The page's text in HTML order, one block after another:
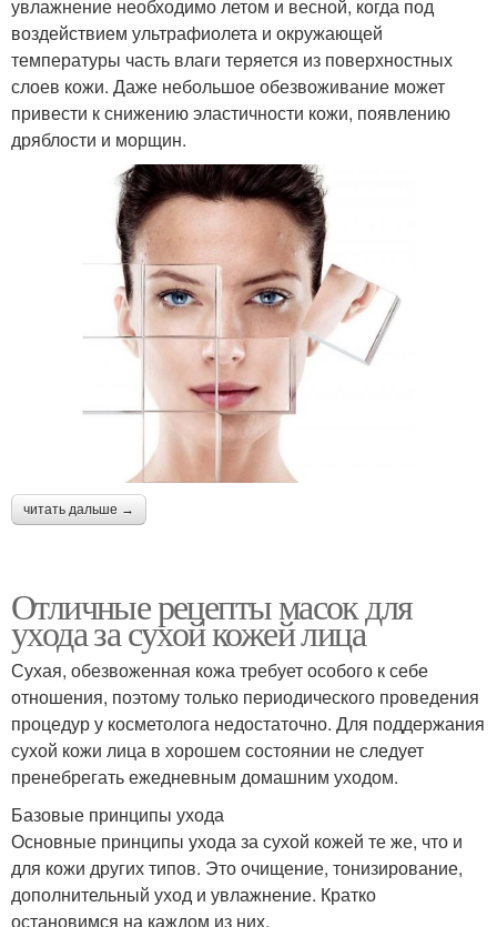
увлажнение необходимо летом и весной, когда под
воздействием ультрафиолета и окружающей
температуры часть влаги теряется из поверхностных
слоев кожи. Даже небольшое обезвоживание может
привести к снижению эластичности кожи, появлению
дряблости и морщин.
читать дальше →
Отличные рецепты масок для
ухода за сухой кожей лица
Сухая, обезвоженная кожа требует особого к себе
отношения, поэтому только периодического проведения
процедур у косметолога недостаточно. Для поддержания
сухой кожи лица в хорошем состоянии не следует
пренебрегать ежедневным домашним уходом.
Базовые принципы ухода
Основные принципы ухода за сухой кожей те же, что и
для кожи других типов. Это очищение, тонизирование,
дополнительный уход и увлажнение. Кратко
остановимся на каждом из них.